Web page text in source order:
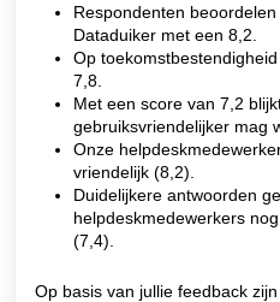
Respondenten
Dataduiker met een 8,2.
Op
7,8.
Met een score van 7,2
gebruiksvriendelijker mag
Onze
vriendelijk (8,2).
Duidelijkere antwoorden
helpdeskmedewerkers
(7,4).
Op basis van jullie feedback